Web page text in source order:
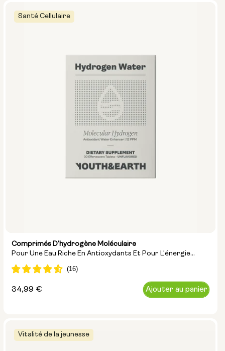
Santé Cellulaire
Comprimés D'hydrogène Moléculaire
Pour Une Eau Riche En Antioxydants Et Pour L'énergie
Cellulaire
Prix
34,99 € Ajouter au panier
Vitalité de la jeunesse